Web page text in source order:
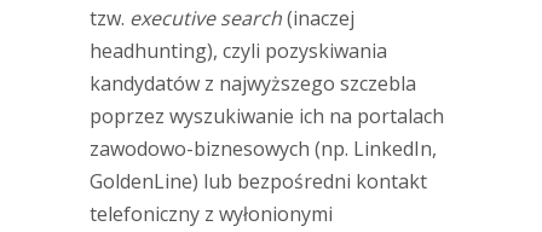
tzw. executive search(inaczej
headhunting), czyli pozyskiwania
kandydatów z najwyższego szczebla
poprzez wyszukiwanie ich na portalach
zawodowo-biznesowych (np. LinkedIn,
GoldenLine) lub bezpośredni kontakt
telefoniczny z wyłonionymi